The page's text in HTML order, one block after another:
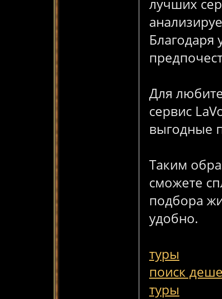
лучших
Для
сервис
выгодные
Таким
сможете
подбора
удобно.
туры
поиск
туры